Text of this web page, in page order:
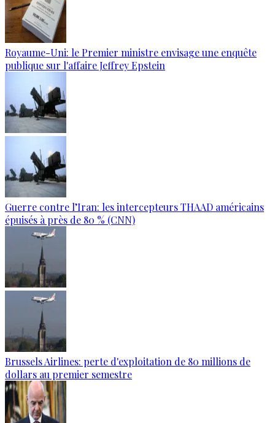
Royaume-Uni: le Premier ministre envisage une enquête
publique sur l'affaire Jeffrey Epstein
Guerre contre l’Iran: les intercepteurs THAAD américains
épuisés à près de 80 % (CNN)
Brussels Airlines: perte d'exploitation de 80 millions de
dollars au premier semestre